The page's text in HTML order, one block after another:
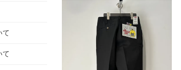
て
て